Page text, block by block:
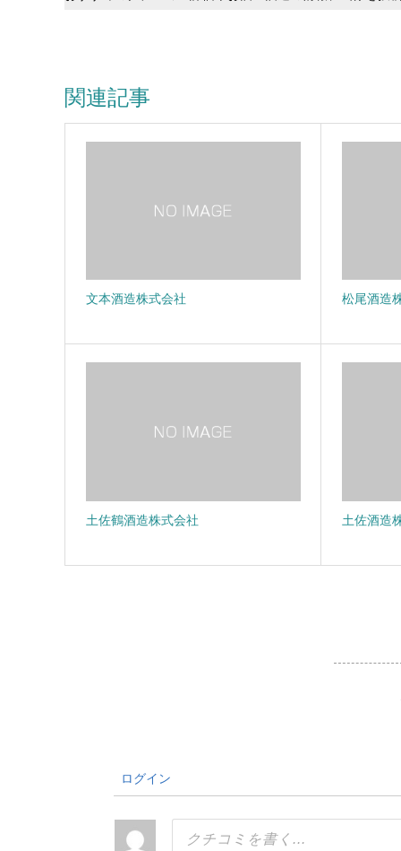
関連記事
文本酒造株式会社 松尾酒造
土佐鶴酒造株式会社 土佐酒造
ログイン